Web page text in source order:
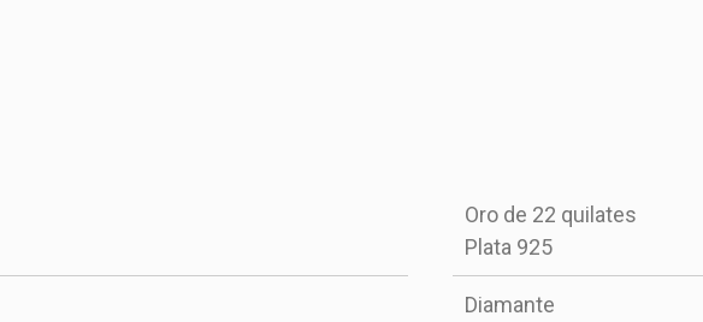
Oro de 22 quilates
Plata 925
Diamante